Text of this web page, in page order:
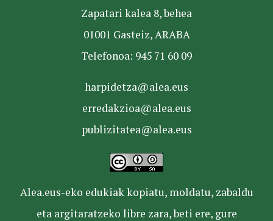
Zapatari kalea 8, behea
01001 Gasteiz, ARABA
Telefonoa: 945 71 60 09
harpidetza@alea.eus
erredakzioa@alea.eus
publizitatea@alea.eus
Alea.eus-eko edukiak kopiatu, moldatu, zabaldu
eta argitaratzeko libre zara, beti ere, gure